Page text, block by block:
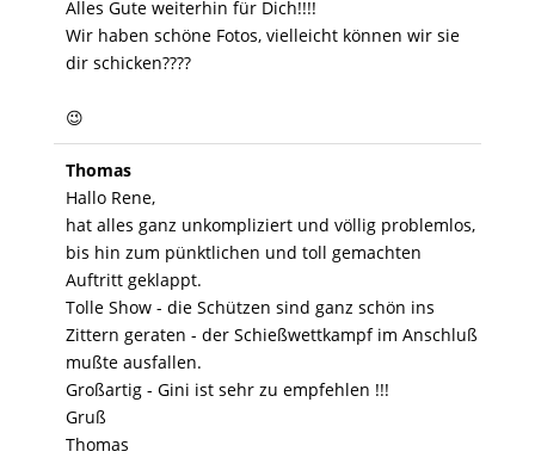
Alles Gute weiterhin für Dich!!!!
Wir haben schöne Fotos, vielleicht können wir sie
dir schicken????
😉
Thomas
Hallo Rene,
hat alles ganz unkompliziert und völlig problemlos,
bis hin zum pünktlichen und toll gemachten
Auftritt geklappt.
Tolle Show - die Schützen sind ganz schön ins
Zittern geraten - der Schießwettkampf im Anschluß
mußte ausfallen.
Großartig - Gini ist sehr zu empfehlen !!!
Gruß
Thomas